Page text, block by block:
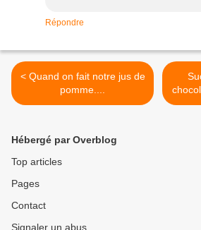
Répondre
< Quand on fait notre jus de
pomme....
Hébergé par Overblog
Top articles
Pages
Contact
Signaler un abus